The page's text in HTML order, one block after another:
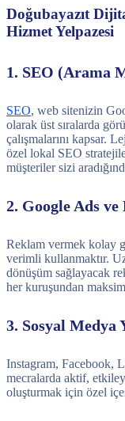
Doğubayazıt
Hizmet Yelpazesi
1. SEO (Arama
SEO, web sitenizin
olarak üst sıralarda
çalışmalarını kapsar.
özel lokal SEO
müşteriler sizi
2. Google Ads
Reklam vermek kolay
verimli kullanmaktır.
dönüşüm sağlayacak
her kuruşundan
3. Sosyal Medya
Instagram, Facebook,
mecralarda aktif,
oluşturmak için özel